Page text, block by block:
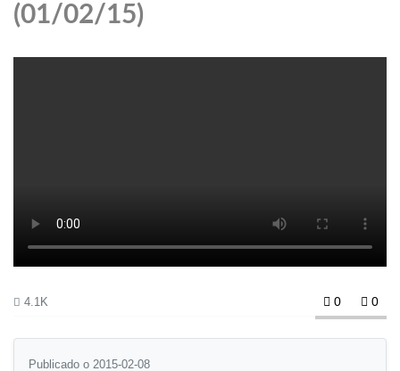
(01/02/15)
4.1K 0 0
Publicado o 2015-02-08